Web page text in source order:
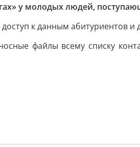
у молодых людей,
к данным абитуриентов и
файлы всему списку